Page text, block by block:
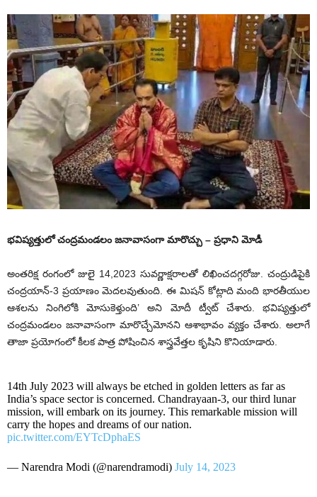
భవిష్యత్తులో చంద్రమండ‌లం జనావాసంగా మారొచ్చు – ప్ర‌ధాని మోడీ
అంతరిక్ష రంగంలో జులై 14,2023 సువర్ణాక్షరాలతో లిఖించదగ్గరోజు. చంద్రుడిపైకి
చంద్రయాన్-3 ప్రయాణం మెదలవుతుంది. ఈ మిషన్ కోట్లాది మంది భారతీయుల
ఆశలను నింగిలోకి మోసుకెళ్తుంది’ అని మోదీ ట్వీట్ చేశారు. భవిష్యత్తులో
చంద్రమండ‌లం జనావాసంగా మారొచ్చేమోనని ఆశాభావం వ్యక్తం చేశారు. అలాగే
తాజా ప్రయోగంలో కీలక పాత్ర పోషించిన శాస్త్రవేత్తల కృషిని కొనియాడారు.
14th July 2023 will always be etched in golden letters as far as
India’s space sector is concerned. Chandrayaan-3, our third lunar
mission, will embark on its journey. This remarkable mission will
carry the hopes and dreams of our nation.
pic.twitter.com/EYTcDphaES
— Narendra Modi (@narendramodi) July 14, 2023